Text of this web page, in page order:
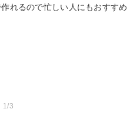
れるので忙しい人にもおすすめ
1/3